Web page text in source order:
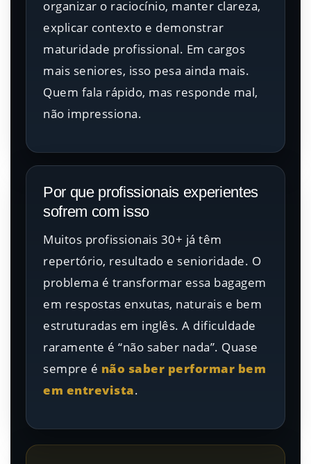
organizar o raciocínio, manter clareza,
explicar contexto e demonstrar
maturidade profissional. Em cargos
mais seniores, isso pesa ainda mais.
Quem fala rápido, mas responde mal,
não impressiona.
Por que profissionais experientes
sofrem com isso
Muitos profissionais 30+ já têm
repertório, resultado e senioridade. O
problema é transformar essa bagagem
em respostas enxutas, naturais e bem
estruturadas em inglês. A dificuldade
raramente é “não saber nada”. Quase
sempre é não saber performar bem
em entrevista.